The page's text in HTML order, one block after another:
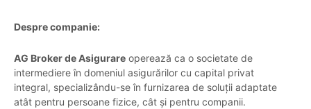
Despre companie:
AG Broker de Asigurare operează ca o societate de
intermediere în domeniul asigurărilor cu capital privat
integral, specializându-se în furnizarea de soluții adaptate
atât pentru persoane fizice, cât și pentru companii.